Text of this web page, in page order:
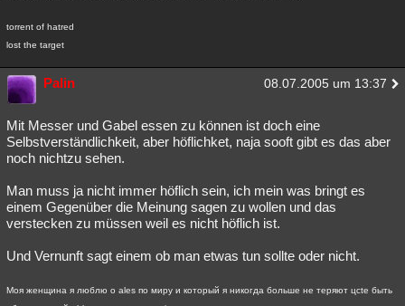
torrent of hatred
lost the target
Palin 08.07.2005 um 13:37
Mit Messer und Gabel essen zu können ist doch eine
Selbstverständlichkeit, aber höflichket, naja sooft gibt es das aber
noch nichtzu sehen.
Man muss ja nicht immer höflich sein, ich mein was bringt es
einem Gegenüber die Meinung sagen zu wollen und das
verstecken zu müssen weil es nicht höflich ist.
Und Vernunft sagt einem ob man etwas tun sollte oder nicht.
Моя женщина я люблю о ales по миру и который я никогда больше не теряют цcte быть